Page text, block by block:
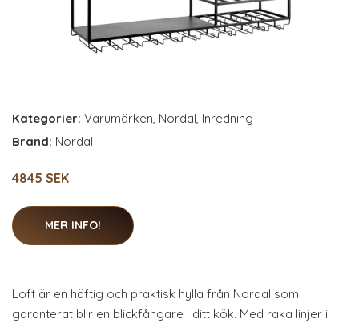
Kategorier: Varumärken, Nordal, Inredning
Brand: Nordal
4845 SEK
MER INFO!
Loft är en häftig och praktisk hylla från Nordal som
garanterat blir en blickfångare i ditt kök. Med raka linjer i